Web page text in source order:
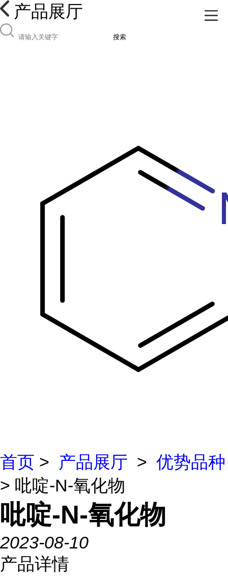
产品展厅
搜索
首页 > 产品展厅 > 优势品种
> 吡啶-N-氧化物
吡啶-N-氧化物
2023-08-10
产品详情